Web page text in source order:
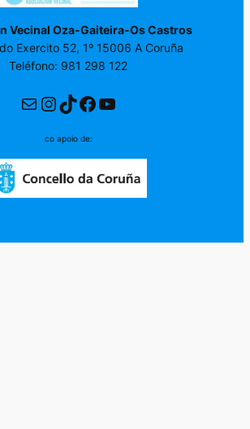
Vecinal Oza-Gaiteira-Os Castros
Exercito 52, 1º 15006 A Coruña
Teléfono: 981 298 122
Correo electrónico
Instagram
TikTok
Facebook
YouTube
co apoio de: